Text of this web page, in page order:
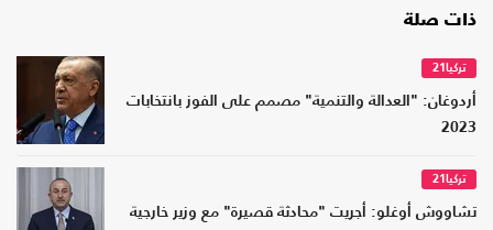
ذات صلة
تركيا21
أردوغان: "العدالة والتنمية" مصمم على الفوز بانتخابات
2023
تركيا21
تشاووش أوغلو: أجريت "محادثة قصيرة" مع وزير خارجية